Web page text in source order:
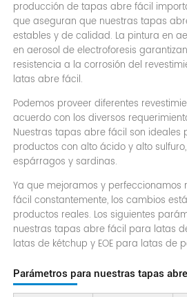
producción de tapas abre fácil
que aseguran que nuestras tapas
estables y de calidad. La pintura en
en aerosol de electroforesis
resistencia a la corrosión del
latas abre fácil.
Podemos proveer diferentes
acuerdo con los diversos
Nuestras tapas abre fácil son ideales
productos con alto ácido y alto
espárragos y sardinas.
Ya que mejoramos y
fácil constantemente, los cambios
productos reales. Los siguientes
nuestras tapas abre fácil para latas
latas de kétchup y EOE para latas de
Parámetros para nuestras tapas